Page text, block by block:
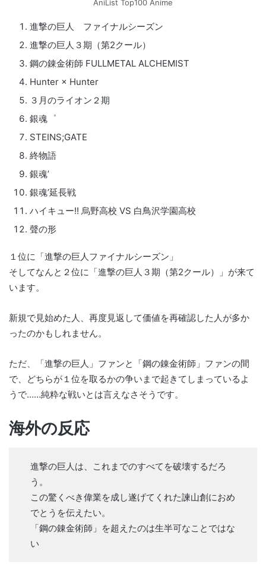
AniList Top100 Anime
進撃の巨人 ファイナルシーズン
進撃の巨人３期（第2クール）
鋼の錬金術師 FULLMETAL ALCHEMIST
Hunter × Hunter
３月のライオン２期
銀魂゜
STEINS;GATE
終物語
銀魂’
銀魂’延長戦
ハイキュー!! 烏野高校 VS 白鳥沢学園高校
聲の形
１位に「進撃の巨人ファイナルシーズン」
そしてなんと２位に「進撃の巨人３期（第2クール）」が来て
います。
新規で見始めた人、再度見返して価値を再確認した人が多か
ったのかもしれません。
ただ、「進撃の巨人」ファンと「鋼の錬金術師」ファンの間
で、どちらが１位を取るかの争いまで起きてしまっているよ
うで……純粋な戦いとは言えなさそうです。
海外の反応
進撃の巨人は、これまでのすべてを破壊するだろ
う。
この驚くべき偉業を成し遂げてくれた諫山創におめ
でとうを伝えたい。
「鋼の錬金術師」を超えたのは生半可なことではな
い